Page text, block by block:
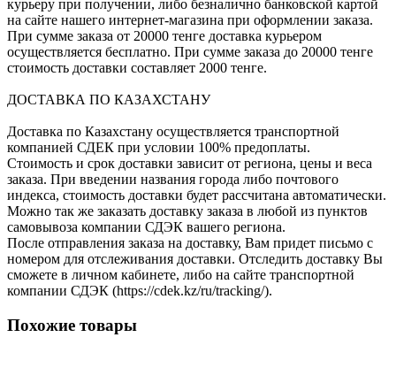
курьеру при получении, либо безналично банковской картой
на сайте нашего интернет-магазина при оформлении заказа.
При сумме заказа от 20000 тенге доставка курьером
осуществляется бесплатно. При сумме заказа до 20000 тенге
стоимость доставки составляет 2000 тенге.
ДОСТАВКА ПО КАЗАХСТАНУ
Доставка по Казахстану осуществляется транспортной
компанией СДЕК при условии 100% предоплаты.
Стоимость и срок доставки зависит от региона, цены и веса
заказа. При введении названия города либо почтового
индекса, стоимость доставки будет рассчитана автоматически.
Можно так же заказать доставку заказа в любой из пунктов
самовывоза компании СДЭК вашего региона.
После отправления заказа на доставку, Вам придет письмо с
номером для отслеживания доставки. Отследить доставку Вы
сможете в личном кабинете, либо на сайте транспортной
компании СДЭК (https://cdek.kz/ru/tracking/).
Похожие товары